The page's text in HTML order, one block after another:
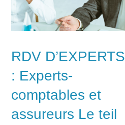
RDV D’EXPERTS
: Experts-
comptables et
assureurs Le teil